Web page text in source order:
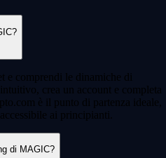
e comprendi le dinamiche di
crea un account e completa
è il punto di partenza ideale,
ai principianti.
di MAGIC?